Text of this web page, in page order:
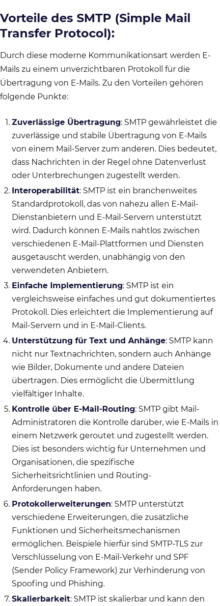
Vorteile des SMTP (Simple Mail
Transfer Protocol):
Durch diese moderne Kommunikationsart werden E-
Mails zu einem unverzichtbaren Protokoll für die
Übertragung von E-Mails. Zu den Vorteilen gehören
folgende Punkte:
Zuverlässige Übertragung: SMTP gewährleistet die
zuverlässige und stabile Übertragung von E-Mails
von einem Mail-Server zum anderen. Dies bedeutet,
dass Nachrichten in der Regel ohne Datenverlust
oder Unterbrechungen zugestellt werden.
Interoperabilität: SMTP ist ein branchenweites
Standardprotokoll, das von nahezu allen E-Mail-
Dienstanbietern und E-Mail-Servern unterstützt
wird. Dadurch können E-Mails nahtlos zwischen
verschiedenen E-Mail-Plattformen und Diensten
ausgetauscht werden, unabhängig von den
verwendeten Anbietern.
Einfache Implementierung: SMTP ist ein
vergleichsweise einfaches und gut dokumentiertes
Protokoll. Dies erleichtert die Implementierung auf
Mail-Servern und in E-Mail-Clients.
Unterstützung für Text und Anhänge: SMTP kann
nicht nur Textnachrichten, sondern auch Anhänge
wie Bilder, Dokumente und andere Dateien
übertragen. Dies ermöglicht die Übermittlung
vielfältiger Inhalte.
Kontrolle über E-Mail-Routing: SMTP gibt Mail-
Administratoren die Kontrolle darüber, wie E-Mails in
einem Netzwerk geroutet und zugestellt werden.
Dies ist besonders wichtig für Unternehmen und
Organisationen, die spezifische
Sicherheitsrichtlinien und Routing-
Anforderungen haben.
Protokollerweiterungen: SMTP unterstützt
verschiedene Erweiterungen, die zusätzliche
Funktionen und Sicherheitsmechanismen
ermöglichen. Beispiele hierfür sind SMTP-TLS zur
Verschlüsselung von E-Mail-Verkehr und SPF
(Sender Policy Framework) zur Verhinderung von
Spoofing und Phishing.
Skalierbarkeit: SMTP ist skalierbar und kann den